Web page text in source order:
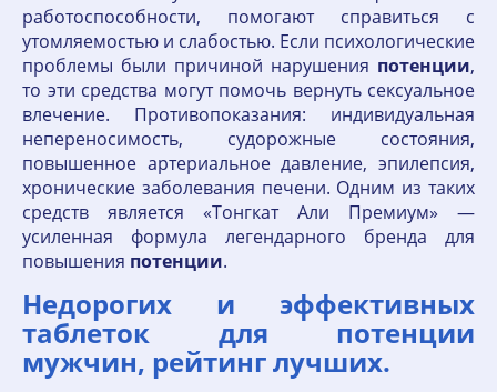
работоспособности, помогают справиться с
утомляемостью и слабостью. Если психологические
проблемы были причиной нарушения потенции,
то эти средства могут помочь вернуть сексуальное
влечение. Противопоказания: индивидуальная
непереносимость, судорожные состояния,
повышенное артериальное давление, эпилепсия,
хронические заболевания печени. Одним из таких
средств является «Тонгкат Али Премиум» —
усиленная формула легендарного бренда для
повышения потенции.
Недорогих и эффективных
таблеток для потенции
мужчин, рейтинг лучших.